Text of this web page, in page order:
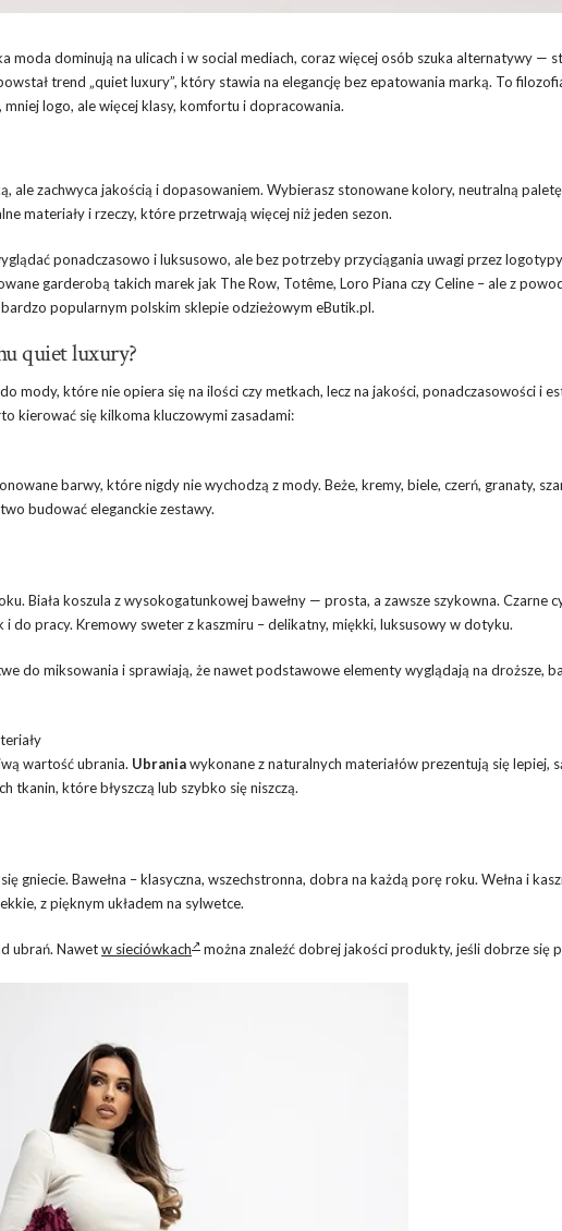
moda dominują na ulicach i w social mediach, coraz więcej osób szuka alternatywy —
trend „quiet luxury”, który stawia na elegancję bez epatowania marką. To
logo, ale więcej klasy, komfortu i dopracowania.
ale zachwyca jakością i dopasowaniem. Wybierasz stonowane kolory, neutralną
materiały i rzeczy, które przetrwają więcej niż jeden sezon.
ponadczasowo i luksusowo, ale bez potrzeby przyciągania uwagi przez logotypy
garderobą takich marek jak The Row, Totême, Loro Piana czy Celine – ale z
popularnym polskim sklepie odzieżowym eButik.pl.
quiet luxury?
mody, które nie opiera się na ilości czy metkach, lecz na jakości, ponadczasowości i
kierować się kilkoma kluczowymi zasadami:
barwy, które nigdy nie wychodzą z mody. Beże, kremy, biele, czerń, granaty,
budować eleganckie zestawy.
Biała koszula z wysokogatunkowej bawełny — prosta, a zawsze szykowna. Czarne
i do pracy. Kremowy sweter z kaszmiru – delikatny, miękki, luksusowy w dotyku.
do miksowania i sprawiają, że nawet podstawowe elementy wyglądają na droższe,
wartość ubrania. Ubraniawykonane z naturalnych materiałów prezentują się lepiej,
tkanin, które błyszczą lub szybko się niszczą.
gniecie. Bawełna – klasyczna, wszechstronna, dobra na każdą porę roku. Wełna i
z pięknym układem na sylwetce.
ubrań. Nawetw sieciówkach można znaleźć dobrej jakości produkty, jeśli dobrze się